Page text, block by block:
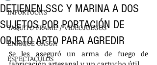
INFORTOONS
TAQUITO FRAME / VIDEOJUEGOS
ENRIQUE GASGA
ESPECTACULOS
DETIENEN SSC Y MARINA A DOS
SUJETOS POR PORTACIÓN DE
OBJETO APTO PARA AGREDIR
Se les aseguró un arma de fuego de